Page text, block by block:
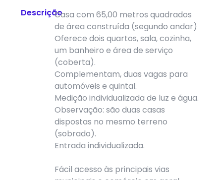
DescriçãoCasa com 65,00 metros quadrados
de área construída (segundo andar)
Oferece dois quartos, sala, cozinha,
um banheiro e área de serviço
(coberta).
Complementam, duas vagas para
automóveis e quintal.
Medição individualizada de luz e água.
Observação: são duas casas
dispostas no mesmo terreno
(sobrado).
Entrada individualizada.
Fácil acesso às principais vias